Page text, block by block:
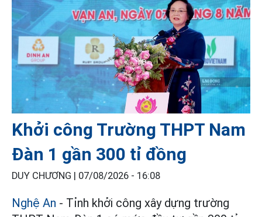
Khởi công Trường THPT Nam
Đàn 1 gần 300 tỉ đồng
DUY CHƯƠNG | 07/08/2026 - 16:08
Nghệ An - Tỉnh khởi công xây dựng trường